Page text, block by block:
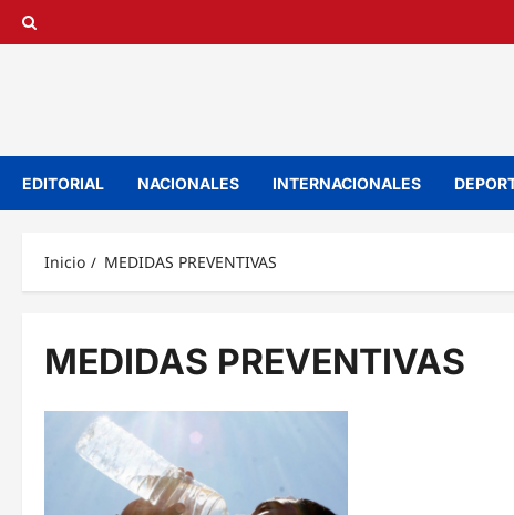
Saltar
EDITORIAL NACIONALES INTERNACIONALES
Inicio MEDIDAS PREVENTIVAS
MEDIDAS PREVENTIVAS